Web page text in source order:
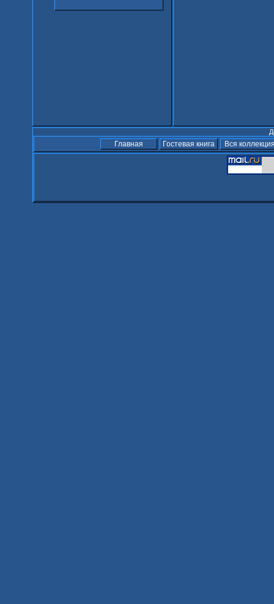
Главная Гостевая книга Вся